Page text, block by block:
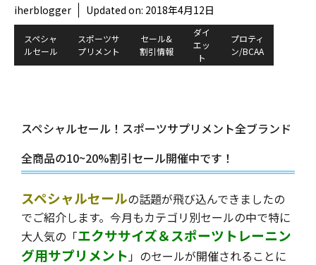
iherblogger Updated on: 2018年4月12日
スペシャ
ルセール
スポーツサ
プリメント
セール&
割引情報
ダイ
エッ
ト
プロティ
ン/BCAA
スペシャルセール！スポーツサプリメント全ブランド
全商品の10~20%割引セール開催中です！
スペシャルセールの話題が飛び込んできましたの
でご紹介します。今月もカテゴリ別セールの中で特に
大人気の「エクササイズ＆スポーツトレーニン
グ用サプリメント」のセールが開催されることに